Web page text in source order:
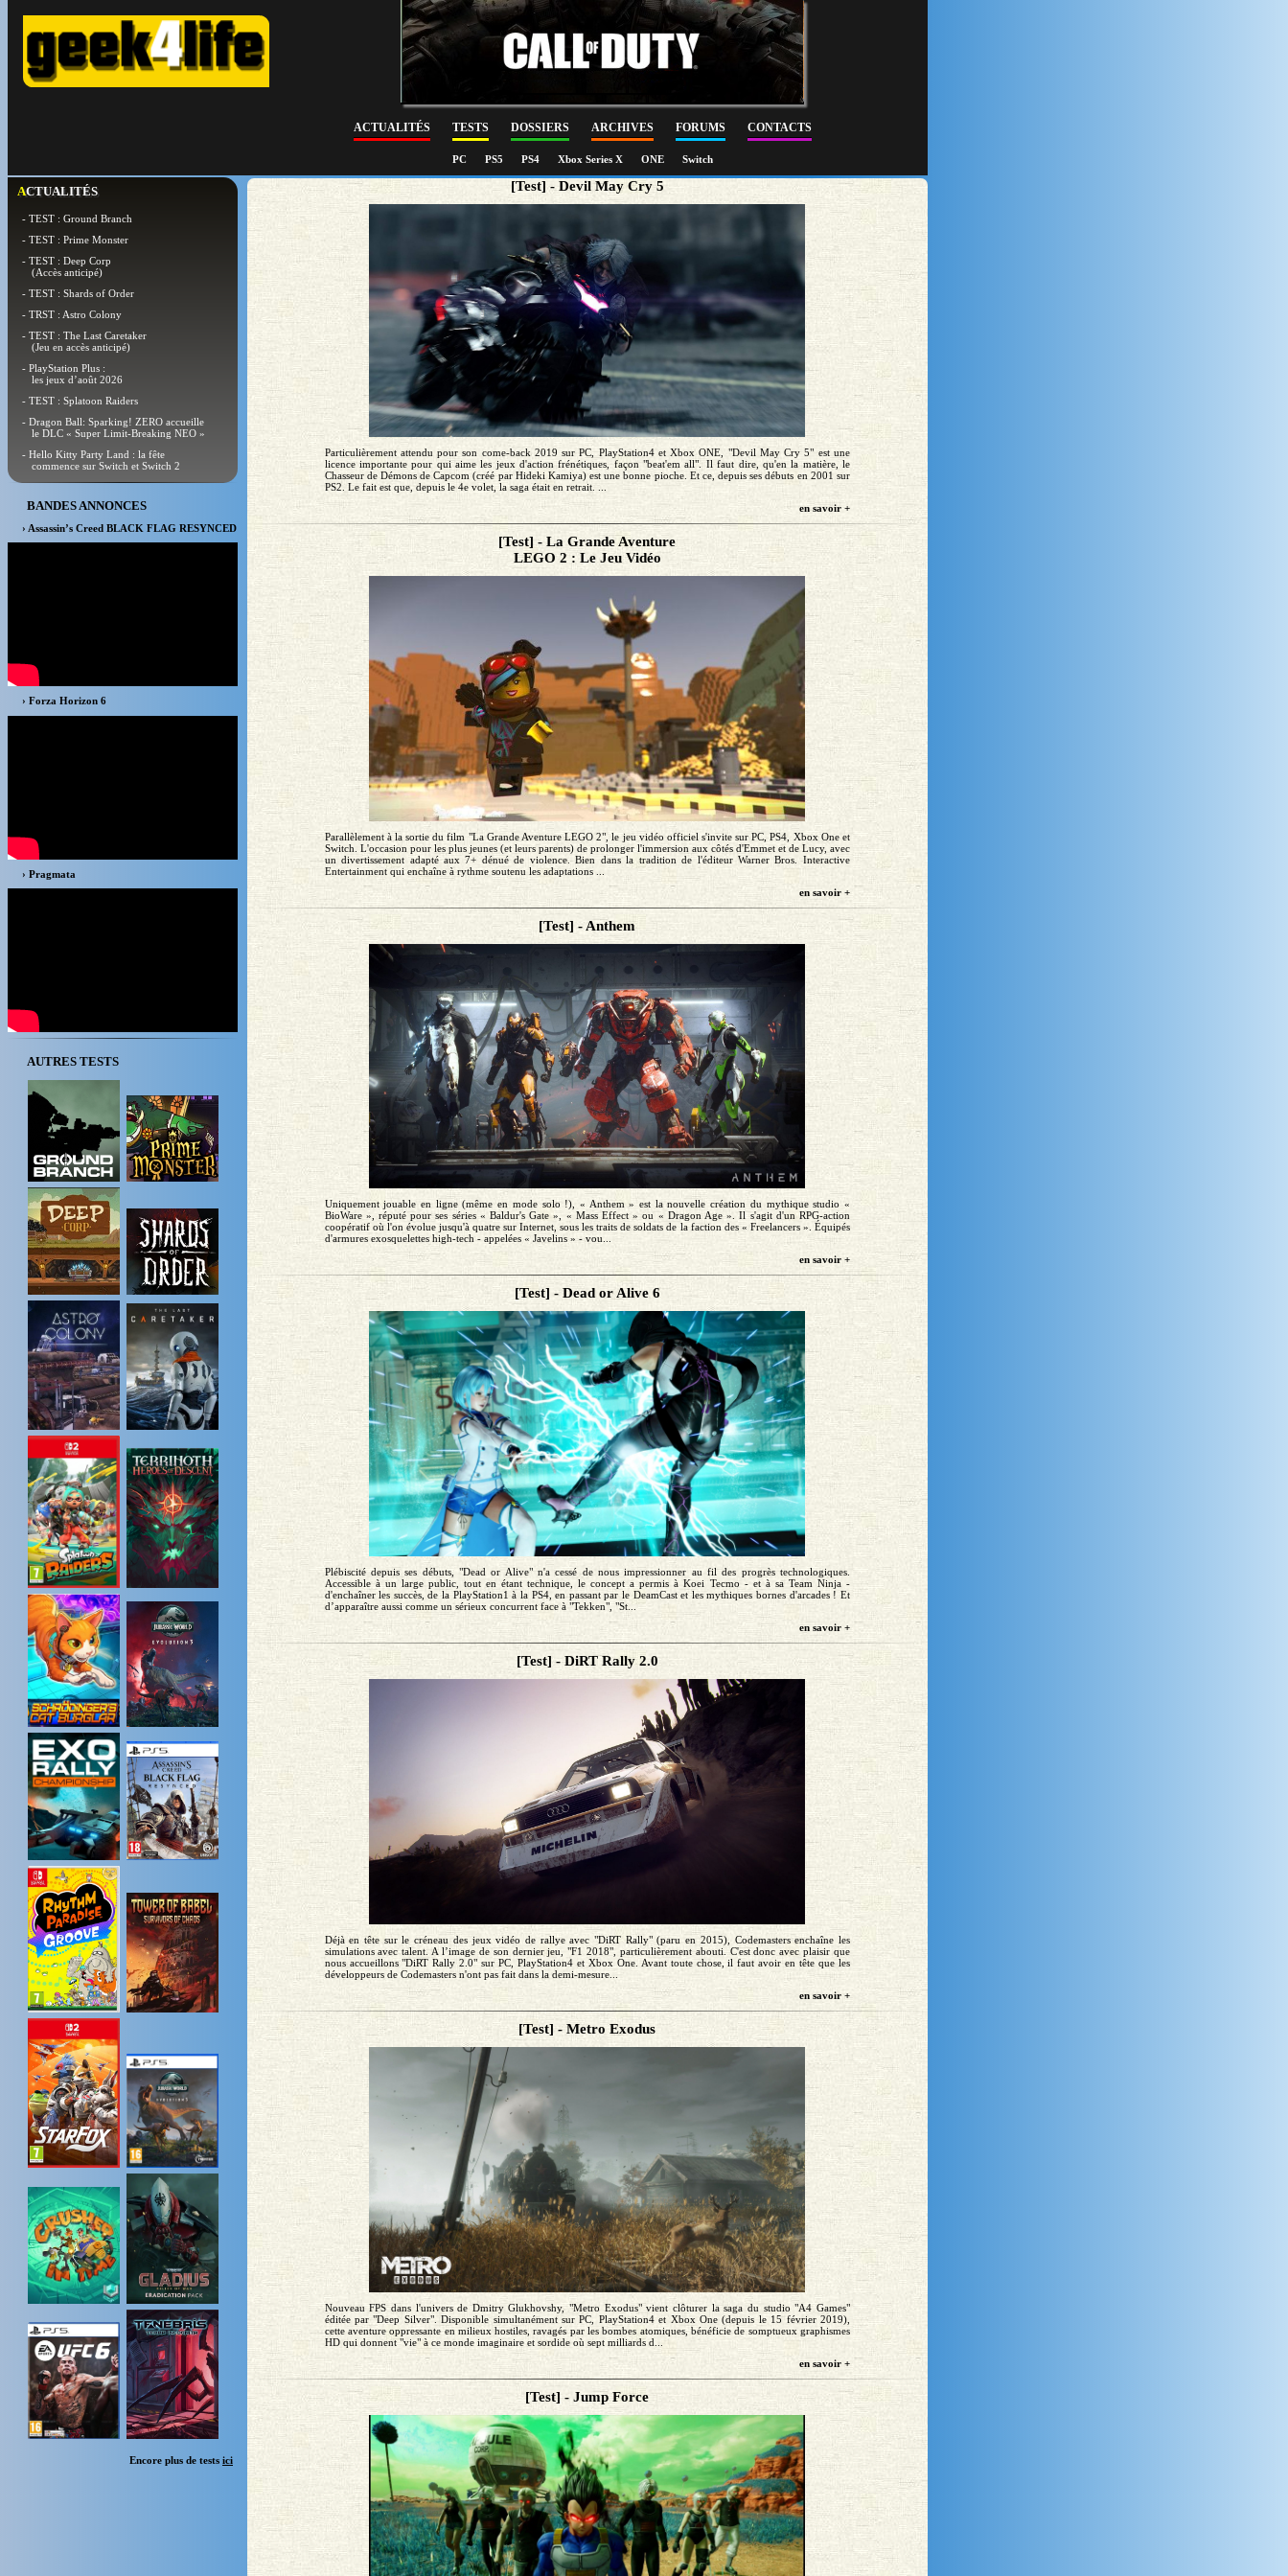
ACTUALITÉS TESTS DOSSIERS ARCHIVES FORUMS CONTACTS
PC PS5 PS4 Xbox Series X ONE Switch
ACTUALITÉS
- TEST : Ground Branch
- TEST : Prime Monster
- TEST : Deep Corp
(Accès anticipé)
- TEST : Shards of Order
- TRST : Astro Colony
- TEST : The Last Caretaker
(Jeu en accès anticipé)
- PlayStation Plus :
les jeux d’août 2026
- TEST : Splatoon Raiders
- Dragon Ball: Sparking! ZERO accueille
le DLC « Super Limit-Breaking NEO »
- Hello Kitty Party Land : la fête
commence sur Switch et Switch 2
BANDES ANNONCES
› Assassin’s Creed BLACK FLAG RESYNCED
› Forza Horizon 6
› Pragmata
AUTRES TESTS
Encore plus de tests ici
[Test] - Devil May Cry 5
Particulièrement attendu pour son come-back 2019 sur PC, PlayStation4 et Xbox ONE, "Devil May Cry 5" est une
licence importante pour qui aime les jeux d'action frénétiques, façon "beat'em all". Il faut dire, qu'en la matière, le
Chasseur de Démons de Capcom (créé par Hideki Kamiya) est une bonne pioche. Et ce, depuis ses débuts en 2001 sur
PS2. Le fait est que, depuis le 4e volet, la saga était en retrait. ...
en savoir +
[Test] - La Grande Aventure
LEGO 2 : Le Jeu Vidéo
Parallèlement à la sortie du film "La Grande Aventure LEGO 2", le jeu vidéo officiel s'invite sur PC, PS4, Xbox One et
Switch. L'occasion pour les plus jeunes (et leurs parents) de prolonger l'immersion aux côtés d'Emmet et de Lucy, avec
un divertissement adapté aux 7+ dénué de violence. Bien dans la tradition de l'éditeur Warner Bros. Interactive
Entertainment qui enchaîne à rythme soutenu les adaptations ...
en savoir +
[Test] - Anthem
Uniquement jouable en ligne (même en mode solo !), « Anthem » est la nouvelle création du mythique studio «
BioWare », réputé pour ses séries « Baldur's Gate », « Mass Effect » ou « Dragon Age ». Il s'agit d'un RPG-action
coopératif où l'on évolue jusqu'à quatre sur Internet, sous les traits de soldats de la faction des « Freelancers ». Équipés
d'armures exosquelettes high-tech - appelées « Javelins » - vou...
en savoir +
[Test] - Dead or Alive 6
Plébiscité depuis ses débuts, "Dead or Alive" n'a cessé de nous impressionner au fil des progrès technologiques.
Accessible à un large public, tout en étant technique, le concept a permis à Koei Tecmo - et à sa Team Ninja -
d'enchaîner les succès, de la PlayStation1 à la PS4, en passant par le DeamCast et les mythiques bornes d'arcades ! Et
d’apparaître aussi comme un sérieux concurrent face à "Tekken", "St...
en savoir +
[Test] - DiRT Rally 2.0
Déjà en tête sur le créneau des jeux vidéo de rallye avec "DiRT Rally" (paru en 2015), Codemasters enchaîne les
simulations avec talent. A l’image de son dernier jeu, "F1 2018", particulièrement abouti. C'est donc avec plaisir que
nous accueillons "DiRT Rally 2.0" sur PC, PlayStation4 et Xbox One. Avant toute chose, il faut avoir en tête que les
développeurs de Codemasters n'ont pas fait dans la demi-mesure...
en savoir +
[Test] - Metro Exodus
Nouveau FPS dans l'univers de Dmitry Glukhovshy, "Metro Exodus" vient clôturer la saga du studio "A4 Games"
éditée par "Deep Silver". Disponible simultanément sur PC, PlayStation4 et Xbox One (depuis le 15 février 2019),
cette aventure oppressante en milieux hostiles, ravagés par les bombes atomiques, bénéficie de somptueux graphismes
HD qui donnent "vie" à ce monde imaginaire et sordide où sept milliards d...
en savoir +
[Test] - Jump Force